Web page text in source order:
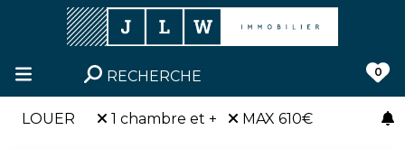
RECHERCHE 0
LOUER 1 chambre et + MAX 610€